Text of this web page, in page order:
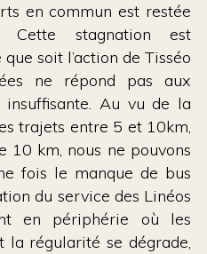
en commun est restée
stagnation est
soit l’action de Tisséo
ne répond pas aux
insuffisante. Au vu de la
trajets entre 5 et 10km,
10 km, nous ne pouvons
fois le manque de bus
du service des Linéos
en périphérie où les
la régularité se dégrade,